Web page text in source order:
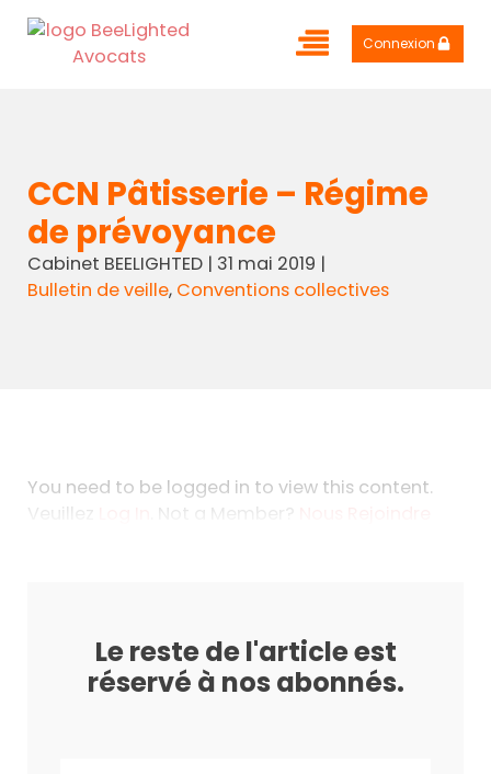
Connexion
CCN Pâtisserie – Régime
de prévoyance
Cabinet BEELIGHTED| 31 mai 2019 |
Bulletin de veille, Conventions collectives
You need to be logged in to view this content.
Veuillez
. Not a Member?
Le reste de l'article est
réservé à nos abonnés.